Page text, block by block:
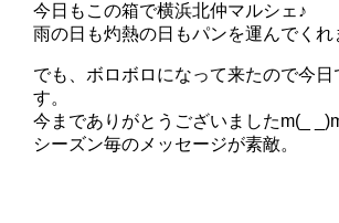
今日もこの箱で横浜北仲マルシェ♪
雨の日も灼熱の日もパンを運んでくれ
でも、ボロボロになって来たので今
す。
今までありがとうございましたm(_
シーズン毎のメッセージが素敵。